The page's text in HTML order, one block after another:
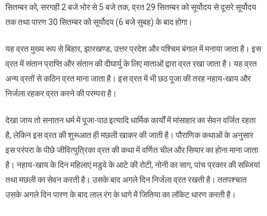
सितम्बर को, सरगही 2 बजे भोर से 5 बजे तक, व्रत 29 सितम्बर को सूर्योदय से दूसरे सूर्योदय
तक तथा पारण 30 सितम्बर को सूर्योदय (6 बजे सुबह) के बाद होगा।
यह व्रत मुख्य रूप से बिहार, झारखण्ड, उत्तर प्रदेश और पश्चिम बंगाल में मनाया जाता है। इस
व्रत में संतान प्राप्ति और संतान की दीघार्यु के लिए माताओं द्वारा व्रत रखा जाता है। यह व्रत
अन्य व्रतों से कठिन व्रत माना जाता है। इस व्रत में भी छठ पूजा की तरह नहाय-खाय और
निर्जला रहकर व्रत करने की परम्परा है।
देखा जाय तो सनातन धर्म में पूजा-पाठ इत्यादि धार्मिक कार्यों में मांसाहार का सेवन वर्जित रहता
है, लेकिन इस व्रत की शुरूआत ही मछली खाकर की जाती है। पौराणिक कथाओं के अनुसार
इस परंपरा के पीछे जीवित्पुत्रिका व्रत की कथा में वर्णित चील और सियार का होना माना जाता
है। नहाय-खाय के दिन महिलाएं मडुवे के आटे की रोटी, नोनी का साग, पांच प्रकार की सब्जियां
तथा मछली का सेवन करती है। उसके बाद अगले दिन निर्जला व्रत रखती है। ततपश्चात
उसके अगले दिन पारण के बाद लाल रंग के धागे में जितिया का लॉकेट धारण करती है।